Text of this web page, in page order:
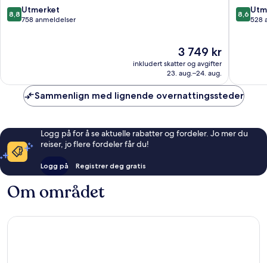
Adults
Only
8.8
av
8,8 Utmerket
758 anmeldelser
Prisen
er
3 749 kr
3 749 kr
inkludert skatter og avgifter
23. aug.–24. aug.
Mar
Garden
8.6
av
8,6
528
Sammenlign med lignende overnattingssteder
Logg på for å se aktuelle rabatter og fordeler. Jo mer du
reiser, jo flere fordeler får du!
Logg på Registrer deg gratis
Om området